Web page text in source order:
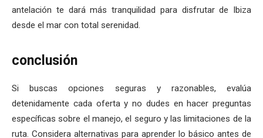
antelación te dará más tranquilidad para disfrutar de Ibiza
desde el mar con total serenidad.
conclusión
Si buscas opciones seguras y razonables, evalúa
detenidamente cada oferta y no dudes en hacer preguntas
específicas sobre el manejo, el seguro y las limitaciones de la
ruta. Considera alternativas para aprender lo básico antes de